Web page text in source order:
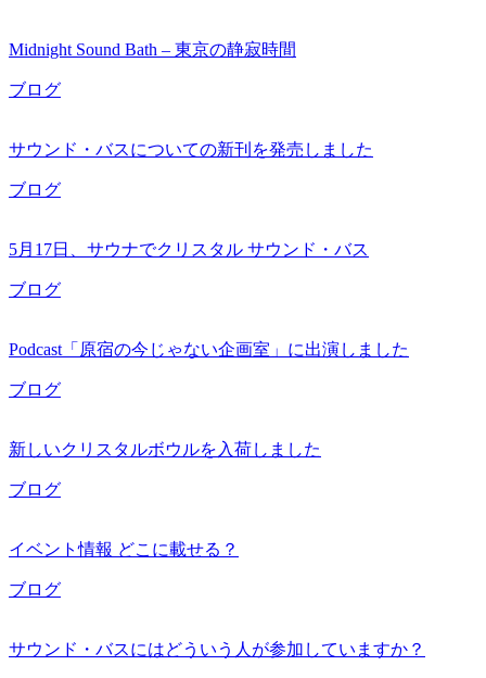
Midnight Sound Bath – 東京の静寂時間
ブログ
サウンド・バスについての新刊を発売しました
ブログ
5月17日、サウナでクリスタル サウンド・バス
ブログ
Podcast「原宿の今じゃない企画室」に出演しました
ブログ
新しいクリスタルボウルを入荷しました
ブログ
イベント情報 どこに載せる？
ブログ
サウンド・バスにはどういう人が参加していますか？